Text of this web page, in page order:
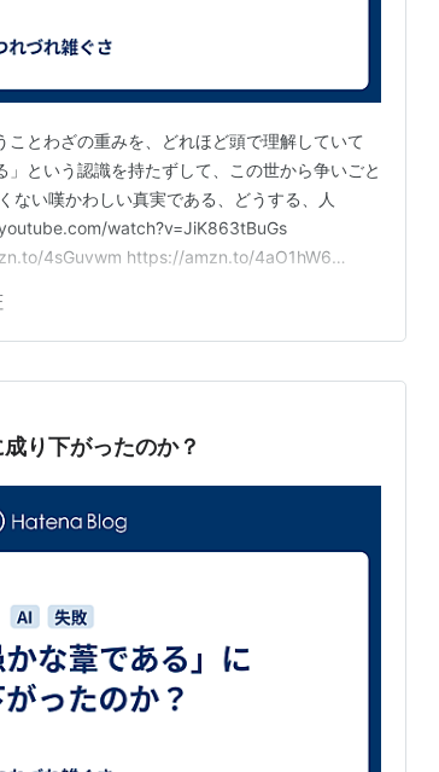
ことわざの重みを、どれほど頭で理解していて
という認識を持たずして、この世から争いごと
ない嘆かわしい真実である、どうする、人
watch?v=JiK863tBuGs
4sGuvwm https://amzn.to/4aO1hW6
り下がったのか？